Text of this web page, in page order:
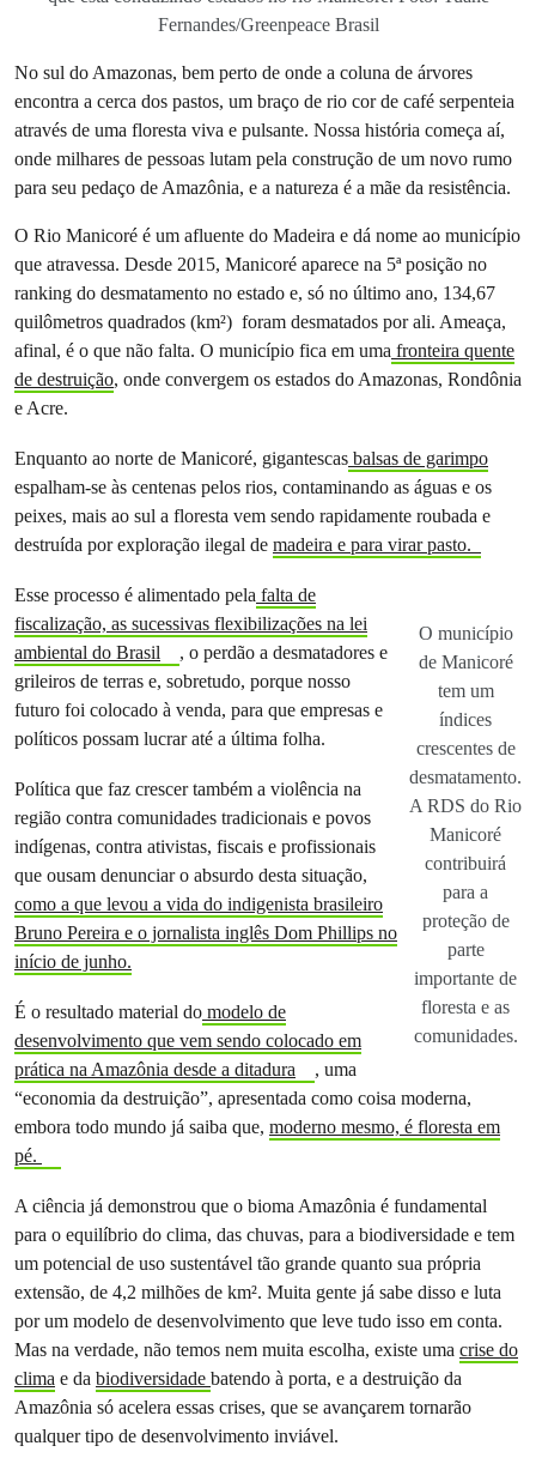
Fernandes/Greenpeace Brasil
No sul do Amazonas, bem perto de onde a coluna de árvores
encontra a cerca dos pastos, um braço de rio cor de café serpenteia
através de uma floresta viva e pulsante. Nossa história começa aí,
onde milhares de pessoas lutam pela construção de um novo rumo
para seu pedaço de Amazônia, e a natureza é a mãe da resistência.
O Rio Manicoré é um afluente do Madeira e dá nome ao município
que atravessa. Desde 2015, Manicoré aparece na 5ª posição no
ranking do desmatamento no estado e, só no último ano, 134,67
quilômetros quadrados (km²) foram desmatados por ali. Ameaça,
afinal, é o que não falta. O município fica em uma fronteira quente
de destruição, onde convergem os estados do Amazonas, Rondônia
e Acre.
Enquanto ao norte de Manicoré, gigantescas balsas de garimpo
espalham-se às centenas pelos rios, contaminando as águas e os
peixes, mais ao sul a floresta vem sendo rapidamente roubada e
destruída por exploração ilegal de madeira e para virar pasto.
O município
de Manicoré
tem um
índices
crescentes de
desmatamento.
A RDS do Rio
Manicoré
contribuirá
para a
proteção de
parte
importante de
floresta e as
comunidades.
Esse processo é alimentado pela falta de
fiscalização, as sucessivas flexibilizações na lei
ambiental do Brasil
, o perdão a desmatadores e
grileiros de terras e, sobretudo, porque nosso
futuro foi colocado à venda, para que empresas e
políticos possam lucrar até a última folha.
Política que faz crescer também a violência na
região contra comunidades tradicionais e povos
indígenas, contra ativistas, fiscais e profissionais
que ousam denunciar o absurdo desta situação,
como a que levou a vida do indigenista brasileiro
Bruno Pereira e o jornalista inglês Dom Phillips no
início de junho.
É o resultado material do modelo de
desenvolvimento que vem sendo colocado em
prática na Amazônia desde a ditadura
, uma
“economia da destruição”, apresentada como coisa moderna,
embora todo mundo já saiba que, moderno mesmo, é floresta em
pé.
A ciência já demonstrou que o bioma Amazônia é fundamental
para o equilíbrio do clima, das chuvas, para a biodiversidade e tem
um potencial de uso sustentável tão grande quanto sua própria
extensão, de 4,2 milhões de km². Muita gente já sabe disso e luta
por um modelo de desenvolvimento que leve tudo isso em conta.
Mas na verdade, não temos nem muita escolha, existe uma crise do
clima e da biodiversidade batendo à porta, e a destruição da
Amazônia só acelera essas crises, que se avançarem tornarão
qualquer tipo de desenvolvimento inviável.